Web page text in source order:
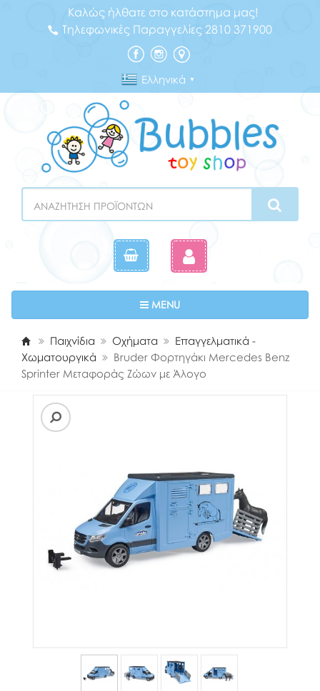
Καλώς ήλθατε στο κατάστημα μας!
Τηλεφωνικές Παραγγελίες 2810 371900
Ελληνικά ▼
MENUToggle navigation
Παιχνίδια Οχήματα
Επαγγελματικά -
Χωματουργικά
Bruder Φορτηγάκι Mercedes Benz
Sprinter Μεταφοράς Ζώων με Άλογο